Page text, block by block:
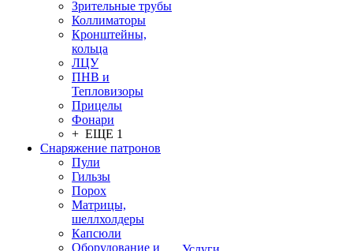
Зрительные трубы
Коллиматоры
Кронштейны,
кольца
ЛЦУ
ПНВ и
Тепловизоры
Прицелы
Фонари
+ ЕЩЕ 1
Снаряжение патронов
Пули
Гильзы
Порох
Матрицы,
шеллхолдеры
Капсюли
Оборудование и